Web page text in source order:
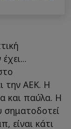
την ΑΕΚ. Η
και παύλα. Η
είναι κάτι